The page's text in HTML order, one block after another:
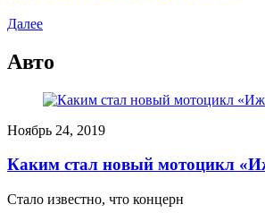
Далее
Авто
Ноябрь 24, 2019
Каким стал новый мотоцикл
Стало известно, что концерн